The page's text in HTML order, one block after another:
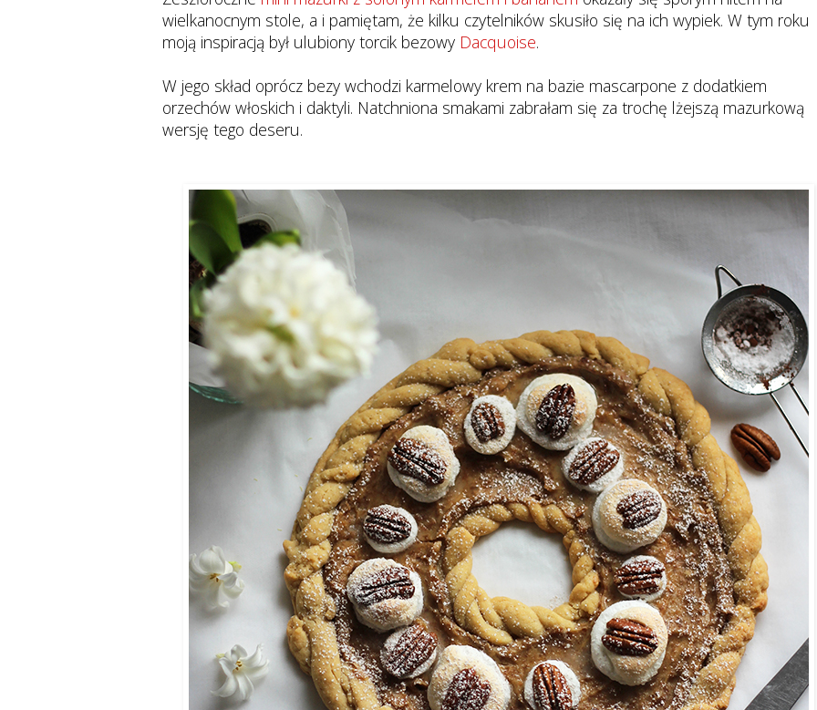
wielkanocnym stole, a i pamiętam, że kilku czytelników skusiło się na ich wypiek. W tym roku
moją inspiracją był ulubiony torcik bezowy Dacquoise.
W jego skład oprócz bezy wchodzi karmelowy krem na bazie mascarpone z dodatkiem
orzechów włoskich i daktyli. Natchniona smakami zabrałam się za trochę lżejszą mazurkową
wersję tego deseru.